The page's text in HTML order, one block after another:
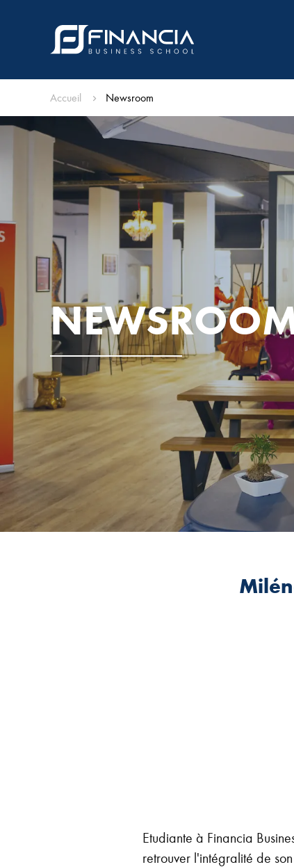
Accueil Newsroom
Etudiante à Financia
retrouver l'intégralité de